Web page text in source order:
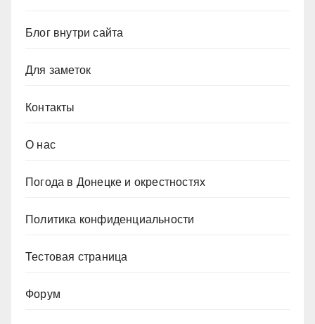
Блог внутри сайта
Для заметок
Контакты
О нас
Погода в Донецке и окрестностях
Политика конфиденциальности
Тестовая страница
Форум